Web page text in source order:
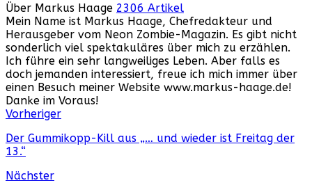
Über Markus Haage 2306 Artikel
Mein Name ist Markus Haage, Chefredakteur und
Herausgeber vom Neon Zombie-Magazin. Es gibt nicht
sonderlich viel spektakuläres über mich zu erzählen.
Ich führe ein sehr langweiliges Leben. Aber falls es
doch jemanden interessiert, freue ich mich immer über
einen Besuch meiner Website www.markus-haage.de!
Danke im Voraus!
Webseite
Facebook
Instagram
YouTube
Vorheriger
Der Gummikopp-Kill aus „… und wieder ist Freitag der
13.“
Nächster